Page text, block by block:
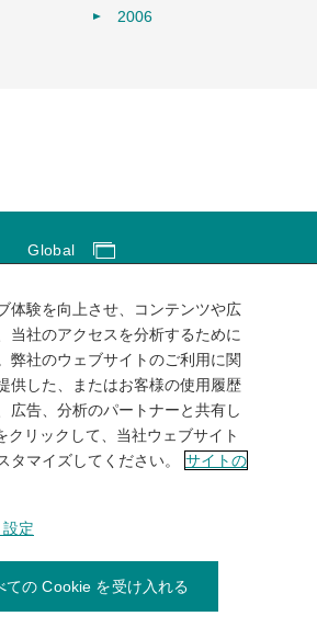
2006
Global
トのご利用にあたって
ャルメディアポリシー
個人情報保護方針
サイトマップ
2026KUBOTA Corporation.
体験を向上させ、コンテンツや広
当社のアクセスを分析するために
弊社のウェブサイトのご利用に関
供した、またはお客様の使用履歴
広告、分析のパートナーと共有し
クリックして、当社ウェブサイト
タマイズしてください。
サイトの
定
ての Cookie を受け入れる